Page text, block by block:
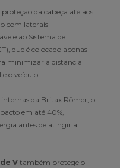
da cabeça até aos
com laterais
e ao Sistema de
que é colocado apenas
minimizar a distância
o veículo.
internas da Britax Römer, o
em até 40%,
antes de atingir a
V também protege o